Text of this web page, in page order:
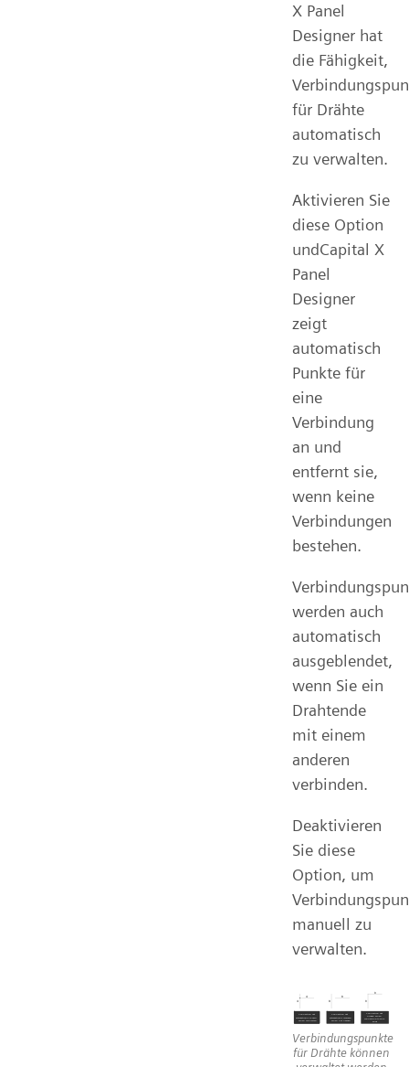
X Panel
Designer hat
die Fähigkeit,
für Drähte
automatisch
zu verwalten.
Aktivieren Sie
diese Option
undCapital X
Panel
Designer
zeigt
automatisch
Punkte für
eine
Verbindung
an und
entfernt sie,
wenn keine
Verbindungen
bestehen.
werden auch
automatisch
ausgeblendet,
wenn Sie ein
Drahtende
mit einem
anderen
verbinden.
Deaktivieren
Sie diese
Option, um
manuell zu
verwalten.
Verbindungspunkte
für Drähte können